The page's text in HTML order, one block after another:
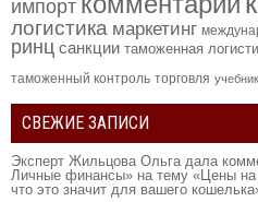
импорт
логистика маркетинг
ринц санкции таможенная
таможенный контроль торговля учебник
СВЕЖИЕ ЗАПИСИ
Эксперт Жильцова Ольга дала
Личные финансы» на тему «Цены на
что это значит для вашего